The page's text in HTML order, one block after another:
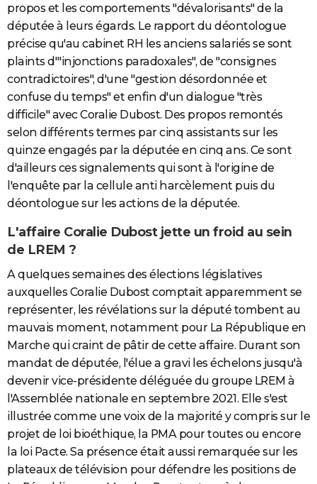
propos et les comportements "dévalorisants" de la
députée à leurs égards. Le rapport du déontologue
précise qu'au cabinet RH les anciens salariés se sont
plaints d'"injonctions paradoxales", de "consignes
contradictoires", d'une "gestion désordonnée et
confuse du temps" et enfin d'un dialogue "très
difficile" avec Coralie Dubost. Des propos remontés
selon différents termes par cinq assistants sur les
quinze engagés par la députée en cinq ans. Ce sont
d'ailleurs ces signalements qui sont à l'origine de
l'enquête par la cellule anti harcèlement puis du
déontologue sur les actions de la députée.
L'affaire Coralie Dubost jette un froid au sein
de LREM ?
A quelques semaines des élections législatives
auxquelles Coralie Dubost comptait apparemment se
représenter, les révélations sur la député tombent au
mauvais moment, notamment pour La République en
Marche qui craint de pâtir de cette affaire. Durant son
mandat de députée, l'élue a gravi les échelons jusqu'à
devenir vice-présidente déléguée du groupe LREM à
l'Assemblée nationale en septembre 2021. Elle s'est
illustrée comme une voix de la majorité y compris sur le
projet de loi bioéthique, la PMA pour toutes ou encore
la loi Pacte. Sa présence était aussi remarquée sur les
plateaux de télévision pour défendre les positions de